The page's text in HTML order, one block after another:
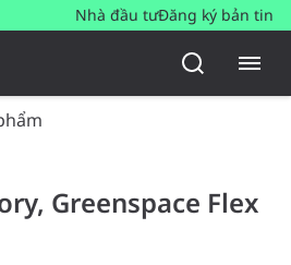
Nhà đầu tưĐăng ký bản tin
Greenspace Flex